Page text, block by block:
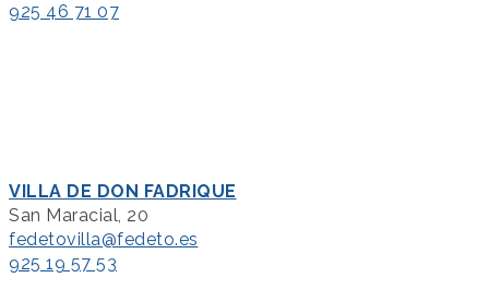
925 46 71 07
VILLA DE DON FADRIQUE
San Maracial, 20
fedetovilla@fedeto.es
925 19 57 53